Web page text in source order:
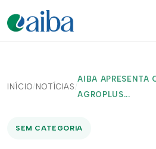
INÍCIO/ NOTÍCIAS /
AIBA APRESENTA
AGROPLUS...
SEM CATEGORIA